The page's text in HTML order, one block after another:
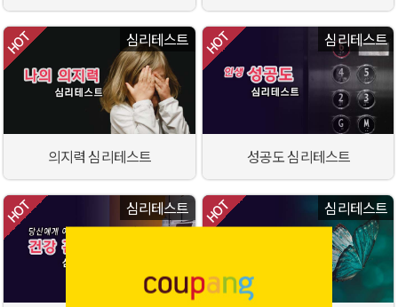
심리테스트
의지력 심리테스트
심리테스트
성공도 심리테스트
심리테스트 심리테스트